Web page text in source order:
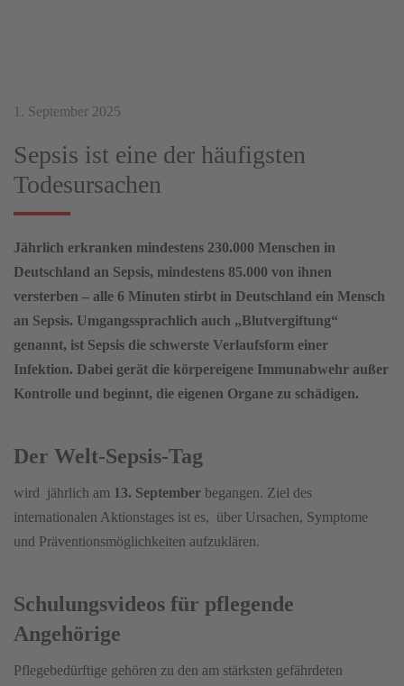
1. September 2025
Sepsis ist eine der häufigsten
Todesursachen
Jährlich erkranken mindestens 230.000 Menschen in
Deutschland an Sepsis, mindestens 85.000 von ihnen
versterben – alle 6 Minuten stirbt in Deutschland ein Mensch
an Sepsis. Umgangssprachlich auch „Blutvergiftung“
genannt, ist Sepsis die schwerste Verlaufsform einer
Infektion. Dabei gerät die körpereigene Immunabwehr außer
Kontrolle und beginnt, die eigenen Organe zu schädigen.
Der Welt-Sepsis-Tag
wird jährlich am 13. September begangen. Ziel des
internationalen Aktionstages ist es, über Ursachen, Symptome
und Präventionsmöglichkeiten aufzuklären.
Schulungsvideos für pflegende
Angehörige
Pflegebedürftige gehören zu den am stärksten gefährdeten